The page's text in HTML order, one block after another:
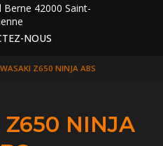
42000 Saint-
NOUS
Z650 NINJA ABS
Z650 NINJA